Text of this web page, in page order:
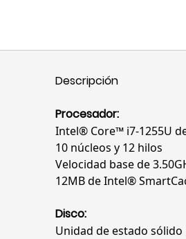
Descripción
Procesador:
Intel® Core™ i7-1255U
10 núcleos y 12 hilos
Velocidad base de
12MB de Intel®
Disco:
Unidad de estado sólido